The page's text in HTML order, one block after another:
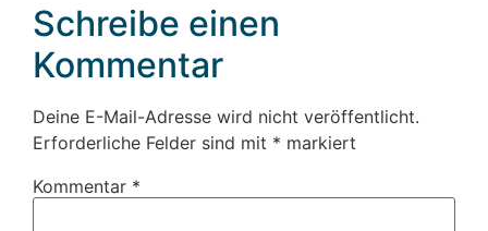
Schreibe einen
Kommentar
Deine E-Mail-Adresse wird nicht veröffentlicht.
Erforderliche Felder sind mit * markiert
Kommentar *